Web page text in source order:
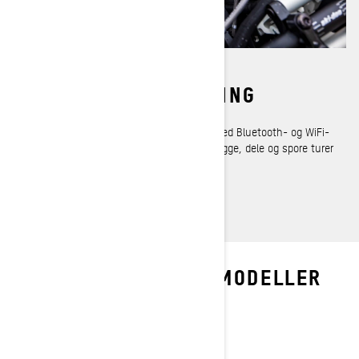
TILPASSET TILKOBLING
En 10,25-tommers fargeberøringsskjerm med Bluetooth- og WiFi-
tilkobling, der kjørere kan kartlegge, planlegge, dele og spore turer
UTFORSK REV GEN5-MODELLER